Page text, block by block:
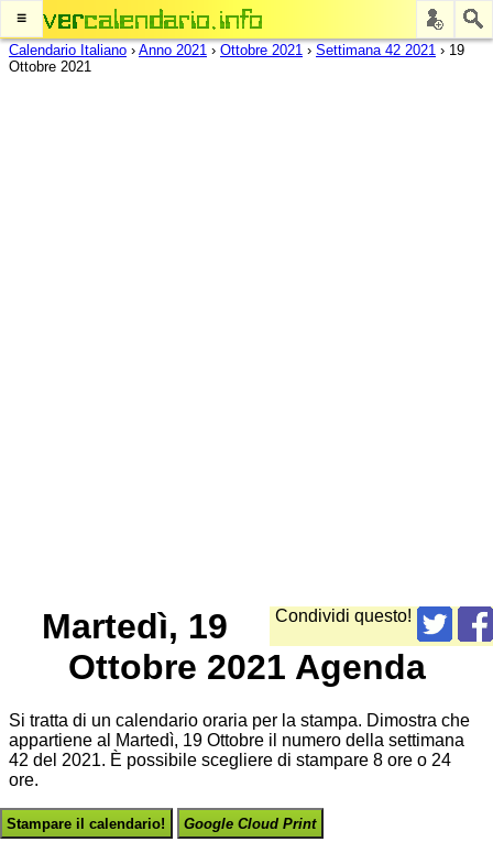
≡
Calendario Italiano › Anno 2021 › Ottobre 2021 › Settimana 42 2021 › 19
Ottobre 2021
Condividi questo!
Martedì, 19
Ottobre 2021 Agenda
Si tratta di un calendario oraria per la stampa. Dimostra che
appartiene al Martedì, 19 Ottobre il numero della settimana
42 del 2021. È possibile scegliere di stampare 8 ore o 24
ore.
Stampare il calendario! Google Cloud Print